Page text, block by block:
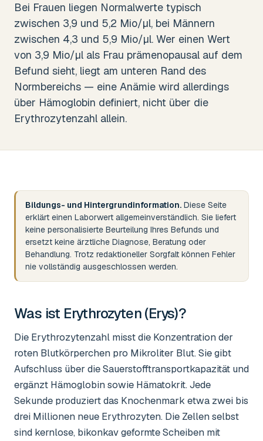
Bei Frauen liegen Normalwerte typisch
zwischen 3,9 und 5,2 Mio/µl, bei Männern
zwischen 4,3 und 5,9 Mio/µl. Wer einen Wert
von 3,9 Mio/µl als Frau prämenopausal auf dem
Befund sieht, liegt am unteren Rand des
Normbereichs — eine Anämie wird allerdings
über Hämoglobin definiert, nicht über die
Erythrozytenzahl allein.
Bildungs- und Hintergrundinformation. Diese Seite
erklärt einen Laborwert allgemeinverständlich. Sie liefert
keine personalisierte Beurteilung Ihres Befunds und
ersetzt keine ärztliche Diagnose, Beratung oder
Behandlung. Trotz redaktioneller Sorgfalt können Fehler
nie vollständig ausgeschlossen werden.
Was ist Erythrozyten (Erys)?
Die Erythrozytenzahl misst die Konzentration der
roten Blutkörperchen pro Mikroliter Blut. Sie gibt
Aufschluss über die Sauerstofftransportkapazität und
ergänzt Hämoglobin sowie Hämatokrit. Jede
Sekunde produziert das Knochenmark etwa zwei bis
drei Millionen neue Erythrozyten. Die Zellen selbst
sind kernlose, bikonkav geformte Scheiben mit